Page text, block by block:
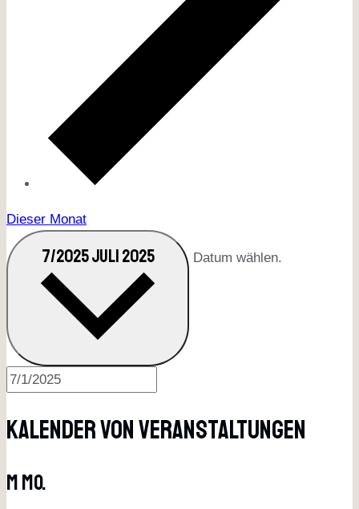
Dieser Monat
7/2025JULI 2025 Datum wählen.
Kalender Von Veranstaltungen
MMo.